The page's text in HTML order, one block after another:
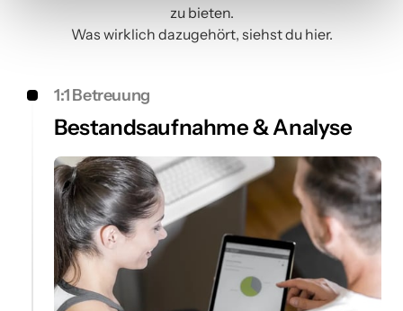
zu bieten.
Was wirklich dazugehört, siehst du hier.
1:1 Betreuung
Bestandsaufnahme & Analyse